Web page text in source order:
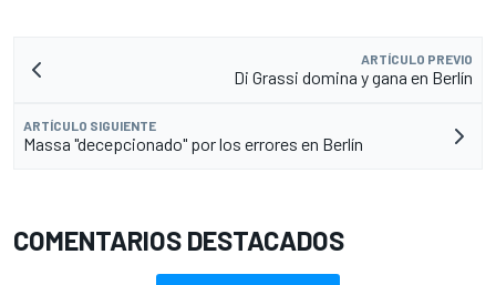
ARTÍCULO PREVIO
Di Grassi domina y gana en Berlín
ARTÍCULO SIGUIENTE
Massa "decepcionado" por los errores en Berlín
COMENTARIOS DESTACADOS